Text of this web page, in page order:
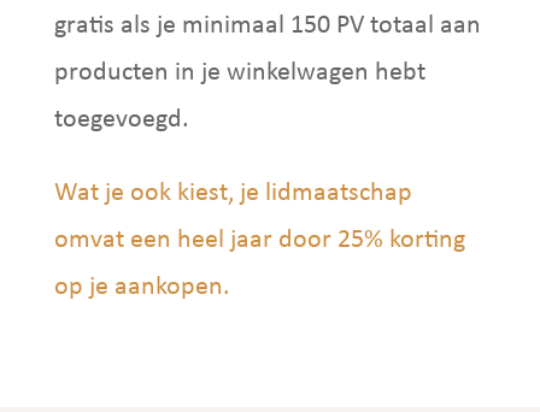
gratis als je minimaal 150 PV totaal aan
producten in je winkelwagen hebt
toegevoegd.
Wat je ook kiest, je lidmaatschap
omvat een heel jaar door 25% korting
op je aankopen.